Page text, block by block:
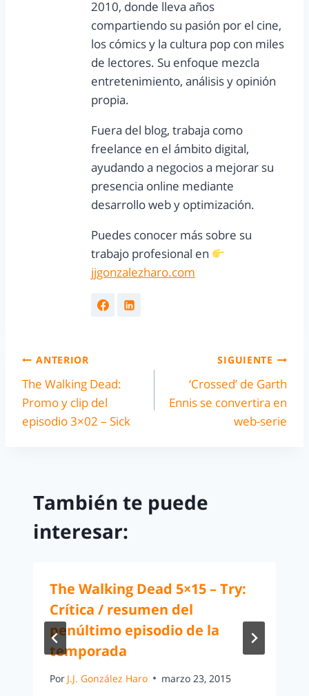
2010, donde lleva años
compartiendo su pasión por el cine,
los cómics y la cultura pop con miles
de lectores. Su enfoque mezcla
entretenimiento, análisis y opinión
propia.
Fuera del blog, trabaja como
freelance en el ámbito digital,
ayudando a negocios a mejorar su
presencia online mediante
desarrollo web y optimización.
Puedes conocer más sobre su
trabajo profesional en
jjgonzalezharo.com
ANTERIOR
The Walking Dead:
Promo y clip del
episodio 3×02 – Sick
SIGUIENTE
‘Crossed’ de Garth
Ennis se convertira en
web-serie
También te puede
interesar:
The Walking Dead 5×15 – Try:
Crítica / resumen del
penúltimo episodio de la
temporada
Por J.J. González Haro marzo 23, 2015